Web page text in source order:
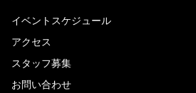
イベントスケジュール
アクセス
スタッフ募集
お問い合わせ